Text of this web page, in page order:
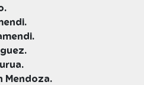
Mendoza.